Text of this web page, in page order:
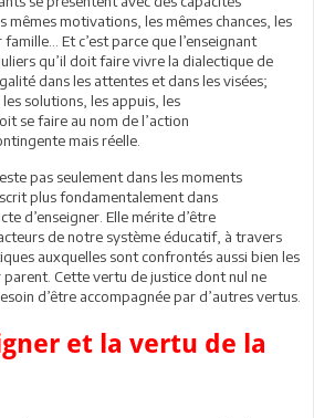
mêmes motivations, les mêmes chances, les
Et c’est parce que l’enseignant
qu’il doit faire vivre la dialectique de
dans les attentes et dans les visées;
solutions, les appuis, les
se faire au nom de l’action
mais réelle.
pas seulement dans les moments
plus fondamentalement dans
d’enseigner. Elle mérite d’être
de notre système éducatif, à travers
auxquelles sont confrontés aussi bien les
Cette vertu de justice dont nul ne
d’être accompagnée par d’autres vertus.
et la vertu de la